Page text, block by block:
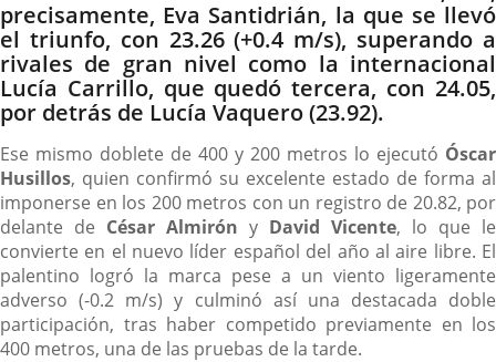
precisamente, Eva Santidrián, la que se llevó
el triunfo, con 23.26 (+0.4 m/s), superando a
rivales de gran nivel como la internacional
Lucía Carrillo, que quedó tercera, con 24.05,
por detrás de Lucía Vaquero (23.92).
Ese mismo doblete de 400 y 200 metros lo ejecutó Óscar
Husillos, quien confirmó su excelente estado de forma al
imponerse en los 200 metros con un registro de 20.82, por
delante de César Almirón y David Vicente, lo que le
convierte en el nuevo líder español del año al aire libre. El
palentino logró la marca pese a un viento ligeramente
adverso (-0.2 m/s) y culminó así una destacada doble
participación, tras haber competido previamente en los
400 metros, una de las pruebas de la tarde.